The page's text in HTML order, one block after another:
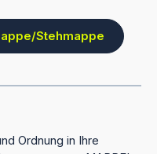
Stehmappe
Ordnung in Ihre